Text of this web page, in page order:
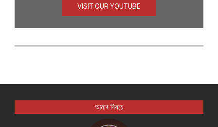
VISIT OUR YOUTUBE
আমাৰ বিষয়ে